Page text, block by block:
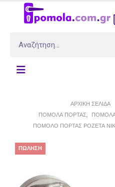
ΑΡΧΙΚΉ ΣΕΛΊΔΑ
ΠΌΜΟΛΑ ΠΌΡΤΑΣ,
ΠΌΜΟΛΟ ΠΌΡΤΑΣ ΡΟΖΈΤΑ
ΠΏΛΗΣΗ